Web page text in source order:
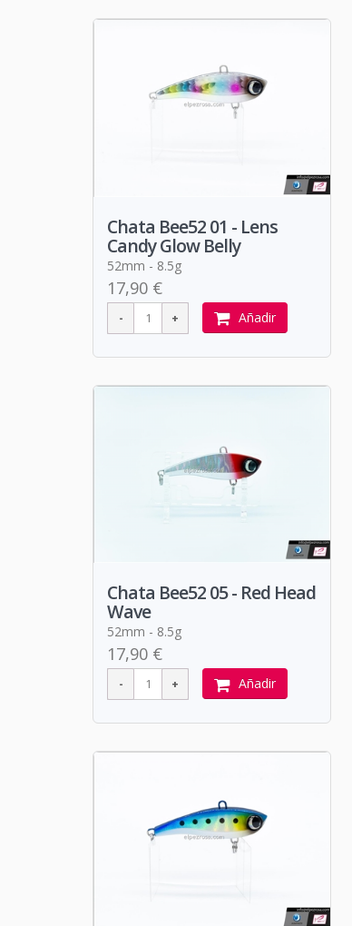
Chata Bee52 01 - Lens
Candy Glow Belly
52mm - 8.5g
17,90 €
Añadir
Chata Bee52 05 - Red Head
Wave
52mm - 8.5g
17,90 €
Añadir